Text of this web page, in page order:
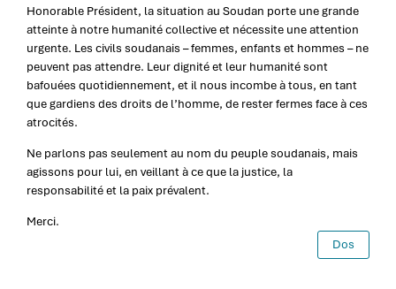
Honorable Président, la situation au Soudan porte une grande
atteinte à notre humanité collective et nécessite une attention
urgente. Les civils soudanais – femmes, enfants et hommes – ne
peuvent pas attendre. Leur dignité et leur humanité sont
bafouées quotidiennement, et il nous incombe à tous, en tant
que gardiens des droits de l’homme, de rester fermes face à ces
atrocités.
Ne parlons pas seulement au nom du peuple soudanais, mais
agissons pour lui, en veillant à ce que la justice, la
responsabilité et la paix prévalent.
Merci.
Dos